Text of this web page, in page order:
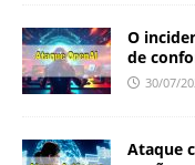
O
de
30/07/
Ataque